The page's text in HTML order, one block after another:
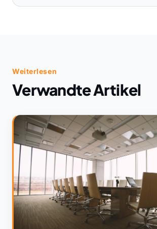
Weiterlesen
Verwandte Artikel